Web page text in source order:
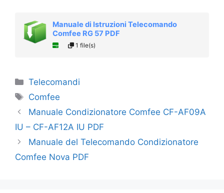
Manuale di Istruzioni Telecomando
Comfee RG 57 PDF
1 file(s)
Categorie
Telecomandi
Tag
Comfee
Manuale Condizionatore Comfee CF-AF09A
IU – CF-AF12A IU PDF
Manuale del Telecomando Condizionatore
Comfee Nova PDF